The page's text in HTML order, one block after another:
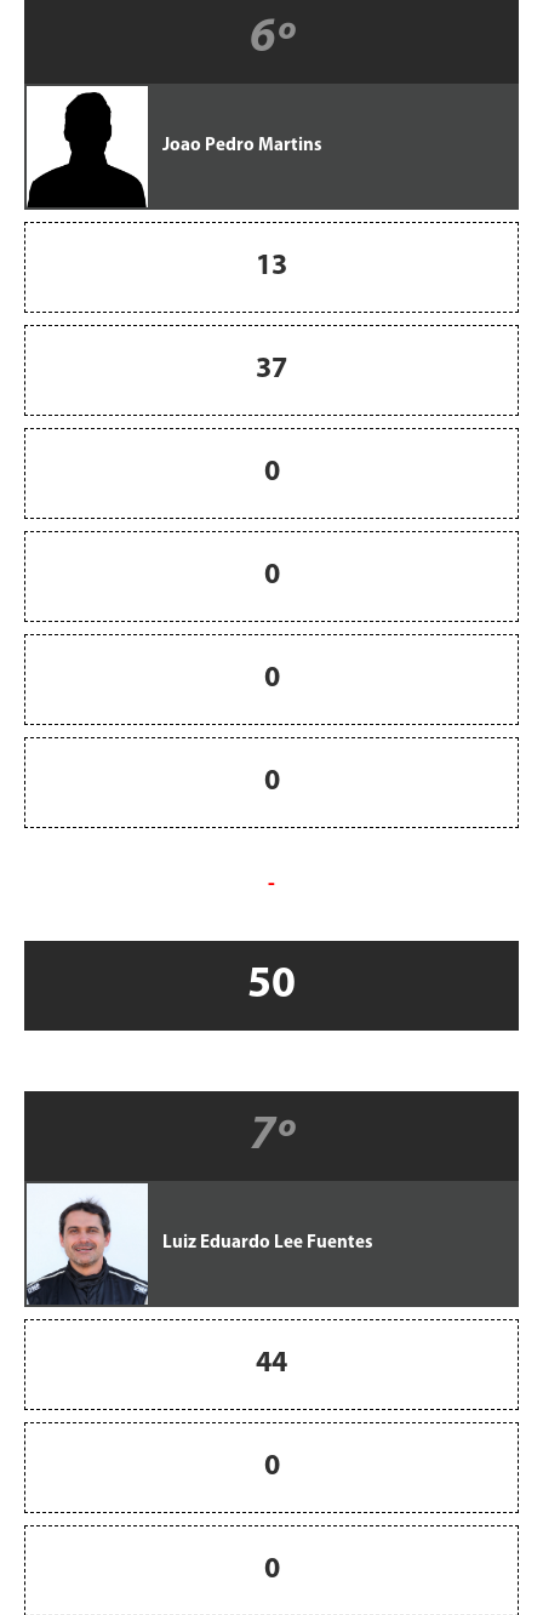
6º
Joao Pedro Martins
13
37
0
0
0
0
-
50
7º
Luiz Eduardo Lee Fuentes
44
0
0